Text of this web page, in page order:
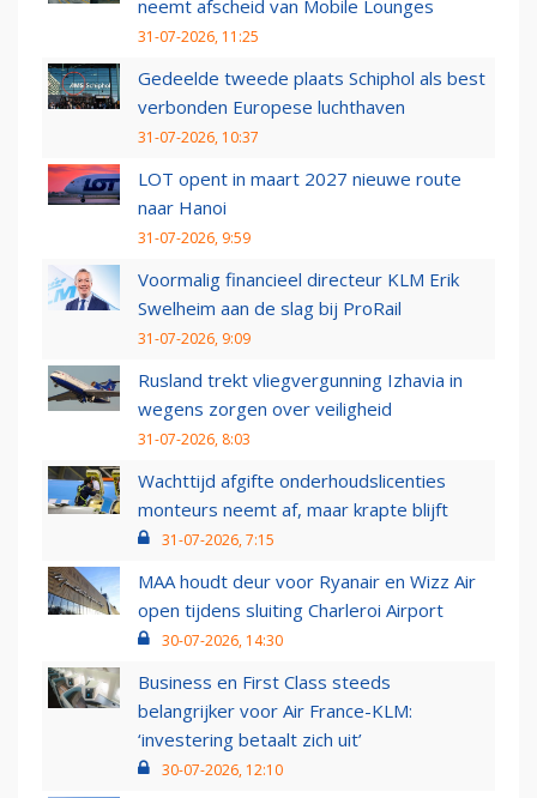
neemt afscheid van Mobile Lounges
31-07-2026, 11:25
Gedeelde tweede plaats Schiphol als best
verbonden Europese luchthaven
31-07-2026, 10:37
LOT opent in maart 2027 nieuwe route
naar Hanoi
31-07-2026, 9:59
Voormalig financieel directeur KLM Erik
Swelheim aan de slag bij ProRail
31-07-2026, 9:09
Rusland trekt vliegvergunning Izhavia in
wegens zorgen over veiligheid
31-07-2026, 8:03
Wachttijd afgifte onderhoudslicenties
monteurs neemt af, maar krapte blijft
31-07-2026, 7:15
MAA houdt deur voor Ryanair en Wizz Air
open tijdens sluiting Charleroi Airport
30-07-2026, 14:30
Business en First Class steeds
belangrijker voor Air France-KLM:
‘investering betaalt zich uit’
30-07-2026, 12:10